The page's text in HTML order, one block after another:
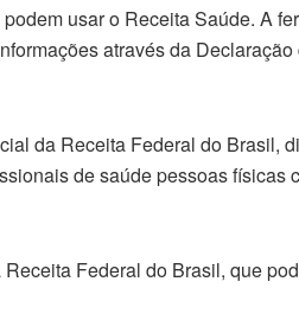
usar o Receita Saúde. A
através da
da Receita Federal do Brasil,
de saúde pessoas físicas
Federal do Brasil, que